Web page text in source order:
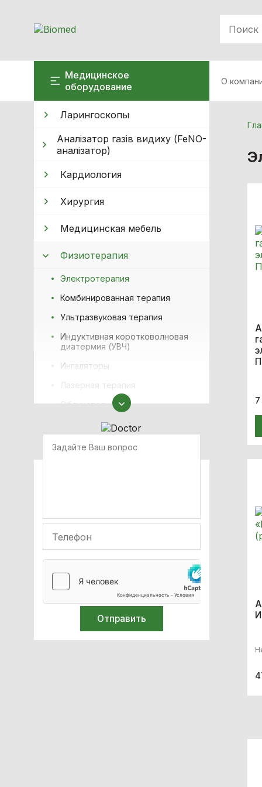
Медицинское
оборудование
О
Ларингоскопы
Аналізатор газів видиху (FeNO-
аналізатор)
Кардиология
Хирургия
Медицинская мебель
Физиотерапия
Электротерапия
Комбинированная терапия
Ультразвуковая терапия
Индуктивная коротковолновая
диатермия (УВЧ)
Ингаляторы
Облучатели
физиотерапевтические
Приборы для массажа
Комплектующие
ТЕКАР-терапія
Аппараты наркозно-
дыхательные
Офтальмология
Оборудование для
неонатологии